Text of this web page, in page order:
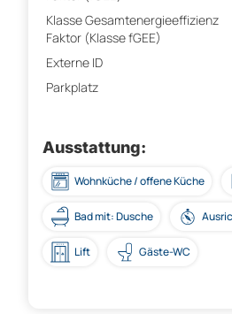
Klasse Gesamtenergieeffizienz
Faktor (Klasse fGEE)
Externe ID
Parkplatz
Ausstattung:
Wohnküche / offene Küche
Bad mit: Dusche
Lift Gäste-WC